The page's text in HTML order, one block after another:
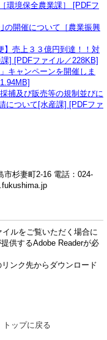
環境保全農業課］ [PDFフ
の開催について［農業振興
】売上３３億円到達！！対
] [PDFファイル／228KB]
キャンペーンを開催しま
捕及び販売等の規制並びに
について[水産課] [PDFファ
杉妻町2-16 電話：024-
イルをご覧いただく場合に
供するAdobe Readerが必
ンク先からダウンロード
トップに戻る